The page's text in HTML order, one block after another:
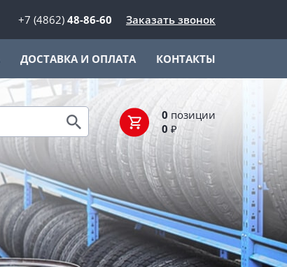
+7 (4862) 48-86-60 Заказать звонок
ДОСТАВКА И ОПЛАТА КОНТАКТЫ
0 позиции
0 ₽